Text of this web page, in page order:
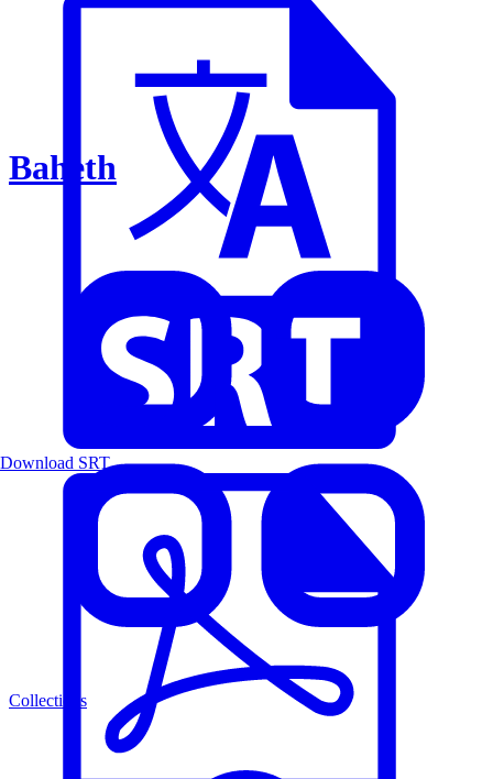
Baheth
Collections
Download SRT